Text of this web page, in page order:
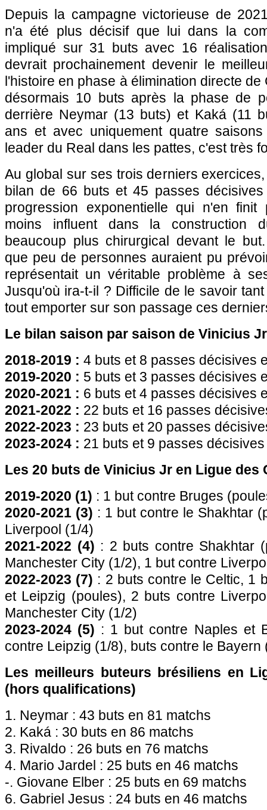
Depuis la campagne victorieuse de
n'a été plus décisif que lui dans la
impliqué sur 31 buts avec 16
devrait prochainement devenir le
l'histoire en phase à élimination directe de
désormais 10 buts après la phase de
derrière Neymar (13 buts) et Kaká (11
ans et avec uniquement quatre
leader du Real dans les pattes, c'est très
Au global sur ses trois derniers
bilan de 66 buts et 45 passes
progression exponentielle qui n'en
moins influent dans la construction
beaucoup plus chirurgical devant le
que peu de personnes auraient pu
représentait un véritable problème à
Jusqu'où ira-t-il ? Difficile de le savoir
tout emporter sur son passage ces
Le bilan saison par saison de Vinicius
2018-2019 : 4 buts et 8 passes décisives
2019-2020 : 5 buts et 3 passes décisives
2020-2021 : 6 buts et 4 passes décisives
2021-2022 : 22 buts et 16 passes
2022-2023 : 23 buts et 20 passes
2023-2024 : 21 buts et 9 passes
Les 20 buts de Vinicius Jr en Ligue des
2019-2020 (1) : 1 but contre Bruges
2020-2021 (3) : 1 but contre le Shakhtar
Liverpool (1/4)
2021-2022 (4) : 2 buts contre Shakhtar
Manchester City (1/2), 1 but contre
2022-2023 (7) : 2 buts contre le Celtic, 1
et Leipzig (poules), 2 buts contre
Manchester City (1/2)
2023-2024 (5) : 1 but contre Naples et
contre Leipzig (1/8), buts contre le Bayern
Les meilleurs buteurs brésiliens en
(hors qualifications)
1. Neymar : 43 buts en 81 matchs
2. Kaká : 30 buts en 86 matchs
3. Rivaldo : 26 buts en 76 matchs
4. Mario Jardel : 25 buts en 46 matchs
-. Giovane Elber : 25 buts en 69 matchs
6. Gabriel Jesus : 24 buts en 46 matchs